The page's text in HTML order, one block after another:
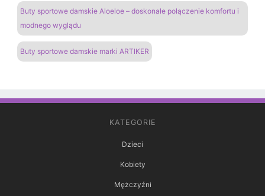
Buty sportowe damskie Aloeloe – doskonałe połączenie komfortu i
modnego wyglądu
Buty sportowe damskie marki ARTIKER
KATEGORIE
Dzieci
Kobiety
Mężczyźni